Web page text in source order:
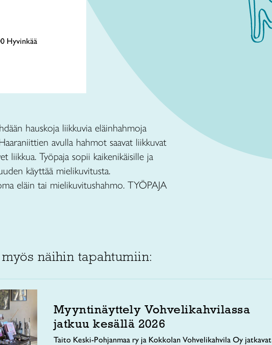
Hyvinkää
hauskoja liikkuvia eläinhahmoja
avulla hahmot saavat liikkuvat
liikkua. Työpaja sopii kaikenikäisille ja
käyttää mielikuvitusta.
eläin tai mielikuvitushahmo. TYÖPAJA
näihin tapahtumiin:
Myyntinäyttely Vohvelikahvilassa
jatkuu kesällä 2026
Taito Keski-Pohjanmaa ry ja Kokkolan Vohvelikahvila Oy jatkavat